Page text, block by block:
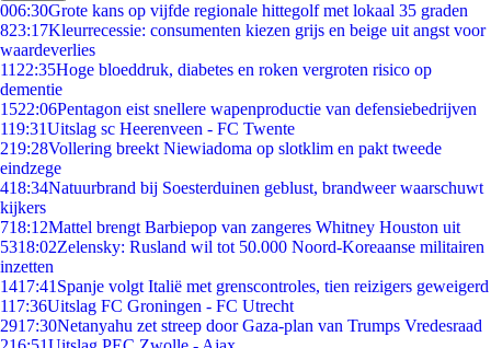
006:30Grote kans op vijfde regionale hittegolf met lokaal 35 graden
823:17Kleurrecessie: consumenten kiezen grijs en beige uit angst voor
waardeverlies
11 22:35Hoge bloeddruk, diabetes en roken vergroten risico op
dementie
1522:06Pentagon eist snellere wapenproductie van defensiebedrijven
119:31Uitslag sc Heerenveen - FC Twente
219:28Vollering breekt Niewiadoma op slotklim en pakt tweede
eindzege
418:34Natuurbrand bij Soesterduinen geblust, brandweer waarschuwt
kijkers
718:12Mattel brengt Barbiepop van zangeres Whitney Houston uit
5318:02Zelensky: Rusland wil tot 50.000 Noord-Koreaanse militairen
inzetten
1417:41 Spanje volgt Italië met grenscontroles, tien reizigers geweigerd
117:36Uitslag FC Groningen - FC Utrecht
2917:30Netanyahu zet streep door Gaza-plan van Trumps Vredesraad